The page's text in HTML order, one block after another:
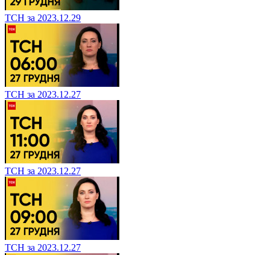
ТСН за 2023.12.29
ТСН за 2023.12.27
ТСН за 2023.12.27
ТСН за 2023.12.27